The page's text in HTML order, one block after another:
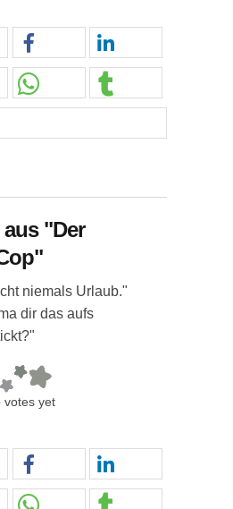
"Der
niemals Urlaub."
dir das aufs
votes yet